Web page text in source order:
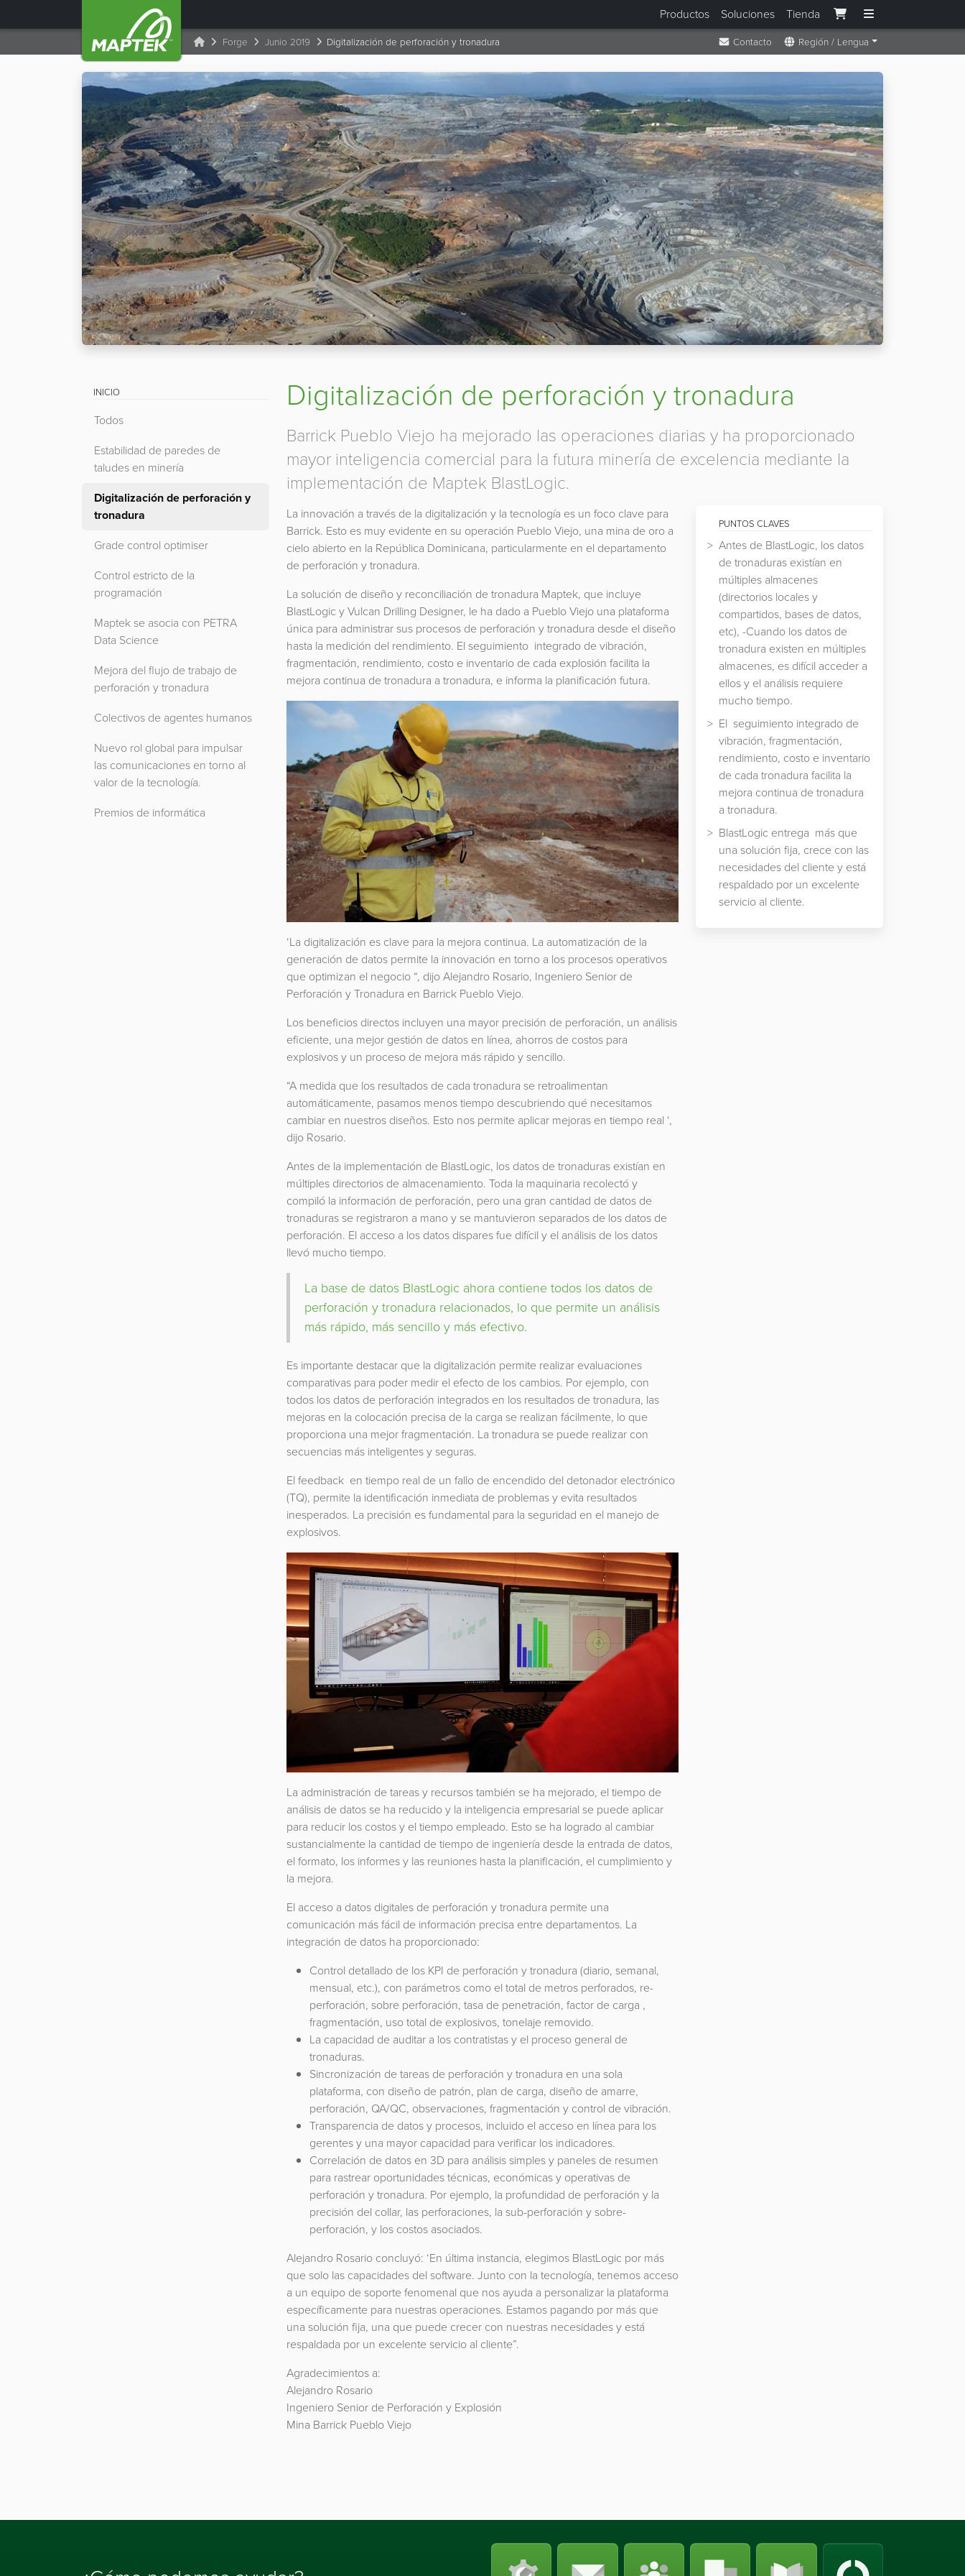
Productos Soluciones Tienda
Forge Junio 2019 Digitalización de perforación y tronadura Contacto Región / Lengua
INICIO
Todos
Estabilidad de paredes de
taludes en minería
Digitalización de perforación y
tronadura
Grade control optimiser
Control estricto de la
programación
Maptek se asocia con PETRA
Data Science
Mejora del flujo de trabajo de
perforación y tronadura
Colectivos de agentes humanos
Nuevo rol global para impulsar
las comunicaciones en torno al
valor de la tecnología.
Premios de informática
Digitalización de perforación y tronadura
Barrick Pueblo Viejo ha mejorado las operaciones diarias y ha proporcionado
mayor inteligencia comercial para la futura minería de excelencia mediante la
implementación de Maptek BlastLogic.
La innovación a través de la digitalización y la tecnología es un foco clave para
Barrick. Esto es muy evidente en su operación Pueblo Viejo, una mina de oro a
cielo abierto en la República Dominicana, particularmente en el departamento
de perforación y tronadura.
La solución de diseño y reconciliación de tronadura Maptek, que incluye
BlastLogic y Vulcan Drilling Designer, le ha dado a Pueblo Viejo una plataforma
única para administrar sus procesos de perforación y tronadura desde el diseño
hasta la medición del rendimiento. El seguimiento integrado de vibración,
fragmentación, rendimiento, costo e inventario de cada explosión facilita la
mejora continua de tronadura a tronadura, e informa la planificación futura.
‘La digitalización es clave para la mejora continua. La automatización de la
generación de datos permite la innovación en torno a los procesos operativos
que optimizan el negocio “, dijo Alejandro Rosario, Ingeniero Senior de
Perforación y Tronadura en Barrick Pueblo Viejo.
Los beneficios directos incluyen una mayor precisión de perforación, un análisis
eficiente, una mejor gestión de datos en línea, ahorros de costos para
explosivos y un proceso de mejora más rápido y sencillo.
“A medida que los resultados de cada tronadura se retroalimentan
automáticamente, pasamos menos tiempo descubriendo qué necesitamos
cambiar en nuestros diseños. Esto nos permite aplicar mejoras en tiempo real ‘,
dijo Rosario.
Antes de la implementación de BlastLogic, los datos de tronaduras existían en
múltiples directorios de almacenamiento. Toda la maquinaria recolectó y
compiló la información de perforación, pero una gran cantidad de datos de
tronaduras se registraron a mano y se mantuvieron separados de los datos de
perforación. El acceso a los datos dispares fue difícil y el análisis de los datos
llevó mucho tiempo.
La base de datos BlastLogic ahora contiene todos los datos de
perforación y tronadura relacionados, lo que permite un análisis
más rápido, más sencillo y más efectivo.
Es importante destacar que la digitalización permite realizar evaluaciones
comparativas para poder medir el efecto de los cambios. Por ejemplo, con
todos los datos de perforación integrados en los resultados de tronadura, las
mejoras en la colocación precisa de la carga se realizan fácilmente, lo que
proporciona una mejor fragmentación. La tronadura se puede realizar con
secuencias más inteligentes y seguras.
El feedback en tiempo real de un fallo de encendido del detonador electrónico
(TQ), permite la identificación inmediata de problemas y evita resultados
inesperados. La precisión es fundamental para la seguridad en el manejo de
explosivos.
La administración de tareas y recursos también se ha mejorado, el tiempo de
análisis de datos se ha reducido y la inteligencia empresarial se puede aplicar
para reducir los costos y el tiempo empleado. Esto se ha logrado al cambiar
sustancialmente la cantidad de tiempo de ingeniería desde la entrada de datos,
el formato, los informes y las reuniones hasta la planificación, el cumplimiento y
la mejora.
El acceso a datos digitales de perforación y tronadura permite una
comunicación más fácil de información precisa entre departamentos. La
integración de datos ha proporcionado:
Control detallado de los KPI de perforación y tronadura (diario, semanal,
mensual, etc.), con parámetros como el total de metros perforados, re-
perforación, sobre perforación, tasa de penetración, factor de carga ,
fragmentación, uso total de explosivos, tonelaje removido.
La capacidad de auditar a los contratistas y el proceso general de
tronaduras.
Sincronización de tareas de perforación y tronadura en una sola
plataforma, con diseño de patrón, plan de carga, diseño de amarre,
perforación, QA/QC, observaciones, fragmentación y control de vibración.
Transparencia de datos y procesos, incluido el acceso en línea para los
gerentes y una mayor capacidad para verificar los indicadores.
Correlación de datos en 3D para análisis simples y paneles de resumen
para rastrear oportunidades técnicas, económicas y operativas de
perforación y tronadura. Por ejemplo, la profundidad de perforación y la
precisión del collar, las perforaciones, la sub-perforación y sobre-
perforación, y los costos asociados.
Alejandro Rosario concluyó: ‘En última instancia, elegimos BlastLogic por más
que solo las capacidades del software. Junto con la tecnología, tenemos acceso
a un equipo de soporte fenomenal que nos ayuda a personalizar la plataforma
específicamente para nuestras operaciones. Estamos pagando por más que
una solución fija, una que puede crecer con nuestras necesidades y está
respaldada por un excelente servicio al cliente”.
Agradecimientos a:
Alejandro Rosario
Ingeniero Senior de Perforación y Explosión
Mina Barrick Pueblo Viejo
PUNTOS CLAVES
Antes de BlastLogic, los datos
de tronaduras existían en
múltiples almacenes
(directorios locales y
compartidos, bases de datos,
etc), -Cuando los datos de
tronadura existen en múltiples
almacenes, es difícil acceder a
ellos y el análisis requiere
mucho tiempo.
El seguimiento integrado de
vibración, fragmentación,
rendimiento, costo e inventario
de cada tronadura facilita la
mejora continua de tronadura
a tronadura.
BlastLogic entrega más que
una solución fija, crece con las
necesidades del cliente y está
respaldado por un excelente
servicio al cliente.